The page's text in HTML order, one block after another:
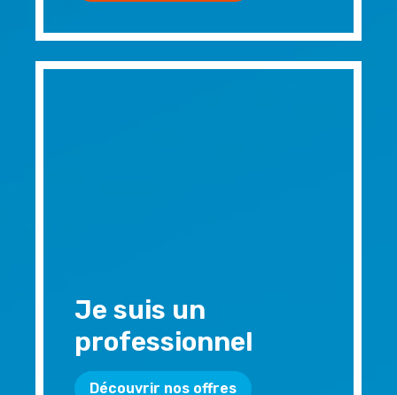
Je suis un
professionnel
Découvrir nos offres